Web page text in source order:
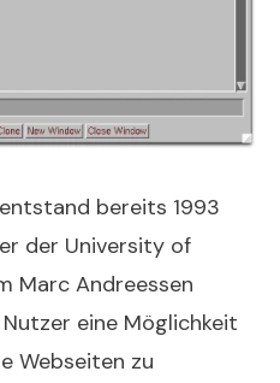
bereits 1993
der University of
Marc Andreessen
eine Möglichkeit
Webseiten zu